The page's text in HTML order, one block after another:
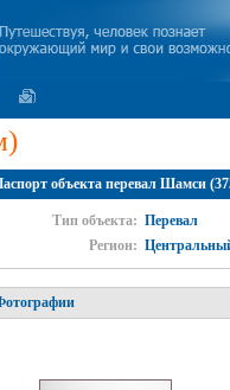
объекта перевал Шамси
Тип объекта: Перевал
Регион: